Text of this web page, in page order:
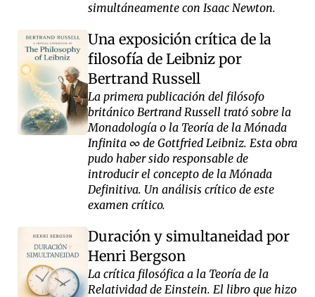
simultáneamente con Isaac Newton.
Una exposición crítica de la
filosofía de Leibniz por
Bertrand Russell
La primera publicación del filósofo
británico Bertrand Russell trató sobre la
Monadología o la Teoría de la Mónada
Infinita ∞ de Gottfried Leibniz. Esta obra
pudo haber sido responsable de
introducir el concepto de la Mónada
Definitiva. Un análisis crítico de este
examen crítico.
Duración y simultaneidad por
Henri Bergson
La crítica filosófica a la Teoría de la
Relatividad de Einstein. El libro que hizo